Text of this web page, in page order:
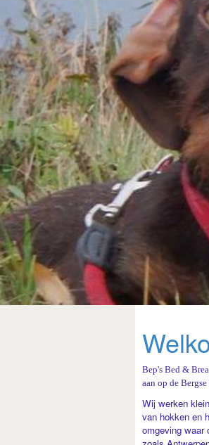
Bep's Bed &
aan op de Bergse
Wij werken
van hokken en
omgeving waar